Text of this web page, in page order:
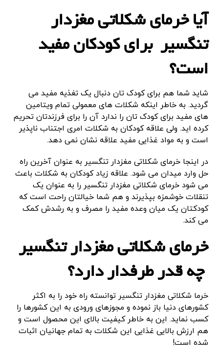
آیا خرمای شکلاتی مغزدار
تنگسیر برای کودکان مفید
است؟
شاید شما هم برای کودک تان دنبال یک تغذیه مفید می
گردید. به خاطر اینکه شکلات های معمولی تمام ویتامین
های مفید برای کودک تان را ندارد آن را برای فرزندتان تحریم
کرده اید. ولی علاقه کودکان به شکلات امری اجتناب ناپذیر
است و به مواد غذایی مفید علاقه نشان نمی دهد.
در اینجا خرمای شکلاتی مغزدار تنگسیر به عنوان آخرین راه
حل وارد میدان می شود. علاقه زیاد کودکان به شکلات باعث
می شود خرمای شکلاتی مغزدار تنگسیر را به عنوان یک
تنقلات خوشمزه بپذیرند و هم شما خیالتان راحت است که
کودکتان یک میان وعده مفید را مصرف و به رشدش کمک
می کند.
خرمای شکلاتی مغزدار تنگسیر
چه قدر طرفدار دارد؟
خرما شکلاتی مغزدار تنگسیر توانسته راه خود را به اکثر
کشورهای دنیا باز نموده و مجوزهای ورودی به این کشورها را
کسب نماید. این به خاطر کیفیت بالای این محصول است و
هم ارزش بالایی غذایی این شکلات به تمام جهانیان اثبات
شده است!